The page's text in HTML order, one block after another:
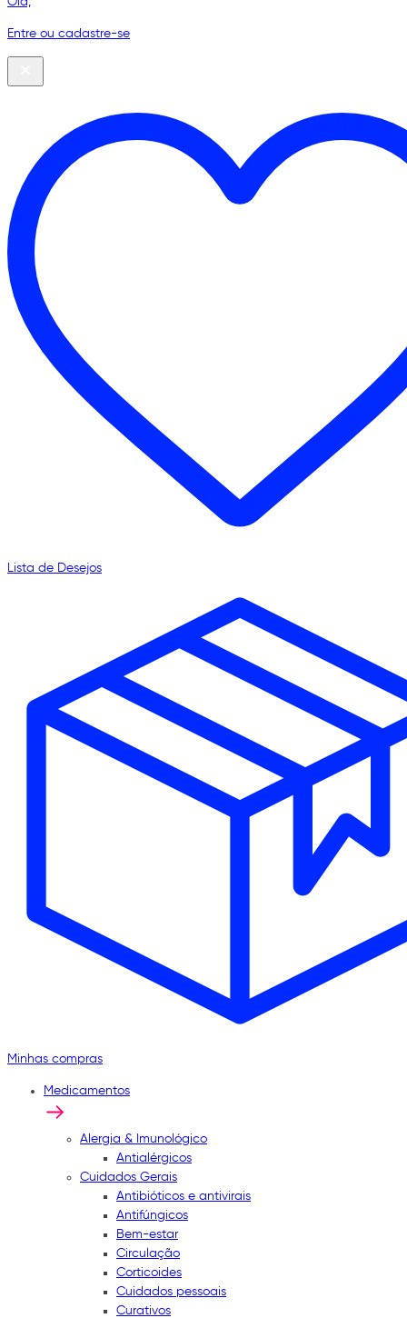
Entre ou cadastre-se
Lista de Desejos
Minhas compras
Medicamentos
Alergia & Imunológico
Antialérgicos
Cuidados Gerais
Antibióticos e antivirais
Antifúngicos
Bem-estar
Circulação
Corticoides
Cuidados pessoais
Curativos